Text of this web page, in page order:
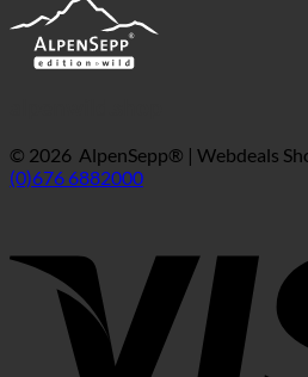
© 2026 AlpenSepp® | Webdeals
(0)676 6882000